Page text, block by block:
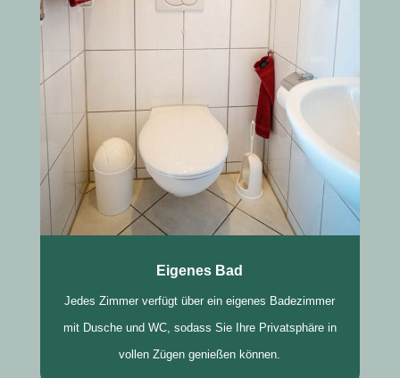
Eigenes Bad
Jedes Zimmer verfügt über ein eigenes Badezimmer
mit Dusche und WC, sodass Sie Ihre Privatsphäre in
vollen Zügen genießen können.